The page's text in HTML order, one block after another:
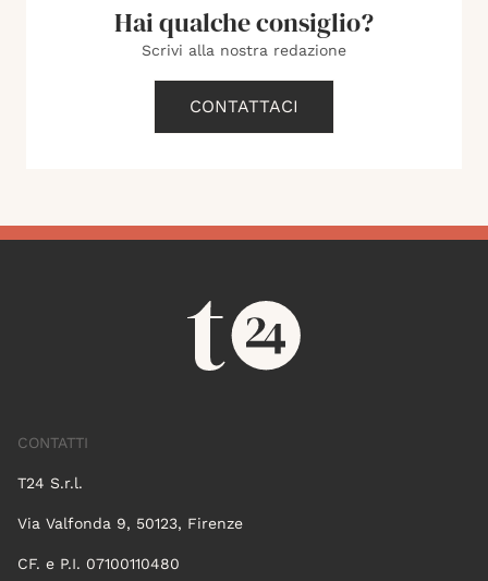
Hai qualche consiglio?
Scrivi alla nostra redazione
CONTATTACI
CONTATTI
T24 S.r.l.
Via Valfonda 9, 50123, Firenze
CF. e P.I. 07100110480